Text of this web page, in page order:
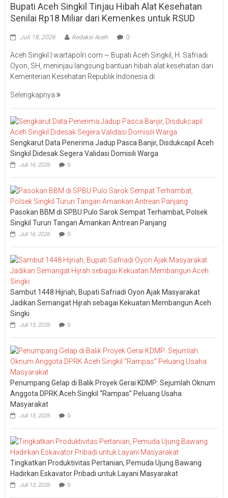
Bupati Aceh Singkil Tinjau Hibah Alat Kesehatan
Senilai Rp18 Miliar dari Kemenkes untuk RSUD
Juli 18, 2026 Redaksi Aceh 0
Aceh Singkil | wartapolri.com ~ Bupati Aceh Singkil, H. Safriadi
Oyon, SH, meninjau langsung bantuan hibah alat kesehatan dari
Kementerian Kesehatan Republik Indonesia di
Selengkapnya
Sengkarut Data Penerima Jadup Pasca Banjir, Disdukcapil Aceh
Singkil Didesak Segera Validasi Domisili Warga
Juli 16, 2026 0
Pasokan BBM di SPBU Pulo Sarok Sempat Terhambat, Polsek
Singkil Turun Tangan Amankan Antrean Panjang
Juli 16, 2026 0
Sambut 1448 Hijriah, Bupati Safriadi Oyon Ajak Masyarakat
Jadikan Semangat Hijrah sebagai Kekuatan Membangun Aceh
Singki
Juli 15, 2026 0
Penumpang Gelap di Balik Proyek Gerai KDMP: Sejumlah Oknum
Anggota DPRK Aceh Singkil “Rampas” Peluang Usaha
Masyarakat
Juli 15, 2026 0
Tingkatkan Produktivitas Pertanian, Pemuda Ujung Bawang
Hadirkan Eskavator Pribadi untuk Layani Masyarakat
Juli 13, 2026 0